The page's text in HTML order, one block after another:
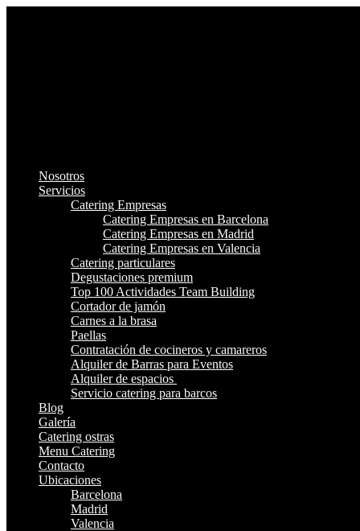
Nosotros
Servicios
Catering Empresas
Catering Empresas en Barcelona
Catering Empresas en Madrid
Catering Empresas en Valencia
Catering particulares
Degustaciones premium
Top 100 Actividades Team Building
Cortador de jamón
Carnes a la brasa
Paellas
Contratación de cocineros y camareros
Alquiler de Barras para Eventos
Alquiler de espacios
Servicio catering para barcos
Blog
Galería
Catering ostras
Menu Catering
Contacto
Ubicaciones
Barcelona
Madrid
Valencia